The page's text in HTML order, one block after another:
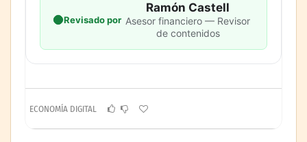
Revisado por
Ramón Castell
Asesor financiero — Revisor
de contenidos
ECONOMÍA DIGITAL